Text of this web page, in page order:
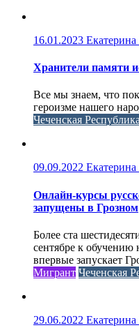
16.01.2023
Хранители памяти
Все мы знаем, что
героизме нашего
Чеченская
09.09.2022
Онлайн-курсы
запущены в Грозном
Более ста
сентябре к обучению
впервые запускает
Мигрант Чеченская
29.06.2022